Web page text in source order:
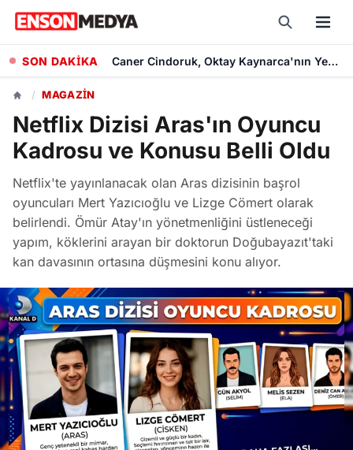
SON DAKİKA Hande Elaman, Yeni Projesi 'Tutsak Sevda' Dizisinde Rol Alacak
/ MAGAZIN
Netflix Dizisi Aras'ın Oyuncu
Kadrosu ve Konusu Belli Oldu
Netflix'te yayınlanacak olan Aras dizisinin başrol
oyuncuları Mert Yazıcıoğlu ve Lizge Cömert olarak
belirlendi. Ömür Atay'ın yönetmenliğini üstleneceği
yapım, köklerini arayan bir doktorun Doğubayazıt'taki
kan davasının ortasına düşmesini konu alıyor.